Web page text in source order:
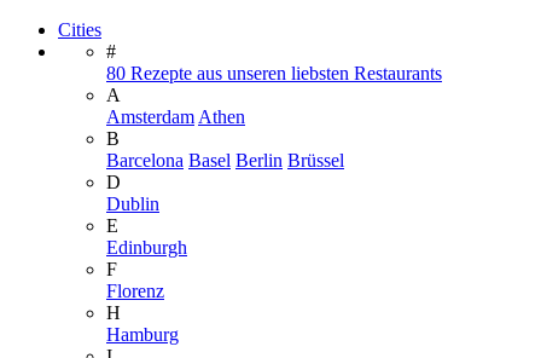
Cities
#
80 Rezepte aus unseren liebsten Restaurants
A
Amsterdam Athen
B
Barcelona Basel Berlin Brüssel
D
Dublin
E
Edinburgh
F
Florenz
H
Hamburg